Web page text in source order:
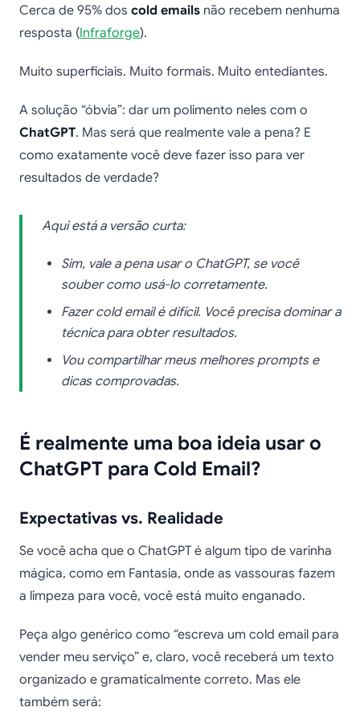
Cerca de 95% dos cold emails não recebem nenhuma
resposta (Infraforge).
Muito superficiais. Muito formais. Muito entediantes.
A solução “óbvia”: dar um polimento neles com o
ChatGPT. Mas será que realmente vale a pena? E
como exatamente você deve fazer isso para ver
resultados de verdade?
Aqui está a versão curta:
Sim, vale a pena usar o ChatGPT, se você
souber como usá-lo corretamente.
Fazer cold email é difícil. Você precisa dominar a
técnica para obter resultados.
Vou compartilhar meus melhores prompts e
dicas comprovadas.
É realmente uma boa ideia usar o
ChatGPT para Cold Email?
Expectativas vs. Realidade
Se você acha que o ChatGPT é algum tipo de varinha
mágica, como em Fantasia, onde as vassouras fazem
a limpeza para você, você está muito enganado.
Peça algo genérico como “escreva um cold email para
vender meu serviço” e, claro, você receberá um texto
organizado e gramaticalmente correto. Mas ele
também será: